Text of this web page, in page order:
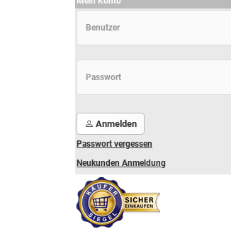
Anmelden
Passwort vergessen
Neukunden Anmeldung